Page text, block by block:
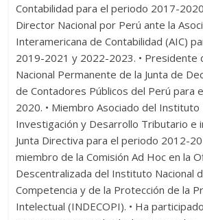
Contabilidad para el periodo 2017-
Director Nacional por Perú ante la
Interamericana de Contabilidad (AIC)
2019-2021 y 2022-2023. • Presidente
Nacional Permanente de la Junta de
de Contadores Públicos del Perú para
2020. • Miembro Asociado del Instituto
Investigación y Desarrollo Tributario e
Junta Directiva para el periodo 2012-
miembro de la Comisión Ad Hoc en la
Descentralizada del Instituto Nacional
Competencia y de la Protección de la
Intelectual (INDECOPI). • Ha